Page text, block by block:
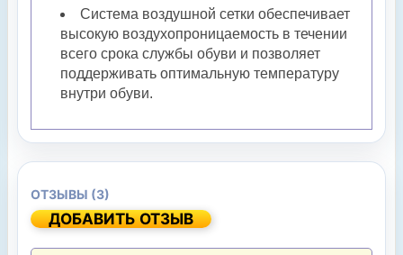
Система воздушной сетки обеспечивает
высокую воздухопроницаемость в течении
всего срока службы обуви и позволяет
поддерживать оптимальную температуру
внутри обуви.
ОТЗЫВЫ (3)
ДОБАВИТЬ ОТЗЫВ